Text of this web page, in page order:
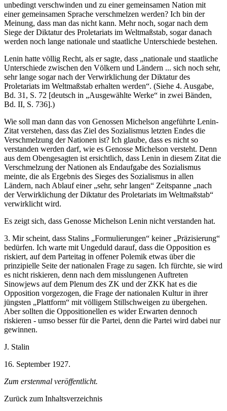
unbedingt verschwinden und zu einer gemeinsamen Nation mit
einer gemeinsamen Sprache verschmelzen werden? Ich bin der
Meinung, dass man das nicht kann. Mehr noch, sogar nach dem
Siege der Diktatur des Proletariats im Weltmaßstab, sogar danach
werden noch lange nationale und staatliche Unterschiede bestehen.
Lenin hatte völlig Recht, als er sagte, dass „nationale und staatliche
Unterschiede zwischen den Völkern und Ländern ... sich noch sehr,
sehr lange sogar nach der Verwirklichung der Diktatur des
Proletariats im Weltmaßstab erhalten werden“. (Siehe 4. Ausgabe,
Bd. 31, S. 72 [deutsch in „Ausgewählte Werke“ in zwei Bänden,
Bd. II, S. 736].)
Wie soll man dann das von Genossen Michelson angeführte Lenin-
Zitat verstehen, dass das Ziel des Sozialismus letzten Endes die
Verschmelzung der Nationen ist? Ich glaube, dass es nicht so
verstanden werden darf, wie es Genosse Michelson versteht. Denn
aus dem Obengesagten ist ersichtlich, dass Lenin in diesem Zitat die
Verschmelzung der Nationen als Endaufgabe des Sozialismus
meinte, die als Ergebnis des Sieges des Sozialismus in allen
Ländern, nach Ablauf einer „sehr, sehr langen“ Zeitspanne „nach
der Verwirklichung der Diktatur des Proletariats im Weltmaßstab“
verwirklicht wird.
Es zeigt sich, dass Genosse Michelson Lenin nicht verstanden hat.
3. Mir scheint, dass Stalins „Formulierungen“ keiner „Präzisierung“
bedürfen. Ich warte mit Ungeduld darauf, dass die Opposition es
riskiert, auf dem Parteitag in offener Polemik etwas über die
prinzipielle Seite der nationalen Frage zu sagen. Ich fürchte, sie wird
es nicht riskieren, denn nach dem misslungenen Auftreten
Sinowjews auf dem Plenum des ZK und der ZKK hat es die
Opposition vorgezogen, die Frage der nationalen Kultur in ihrer
jüngsten „Plattform“ mit völligem Stillschweigen zu übergehen.
Aber sollten die Oppositionellen es wider Erwarten dennoch
riskieren - umso besser für die Partei, denn die Partei wird dabei nur
gewinnen.
J. Stalin
16. September 1927.
Zum erstenmal veröffentlicht.
Zurück zum Inhaltsverzeichnis